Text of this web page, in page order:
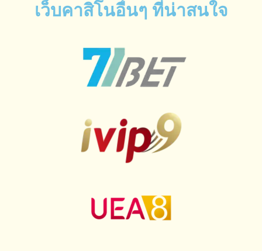
เว็บคาสิโนอื่นๆ ที่น่าสนใจ